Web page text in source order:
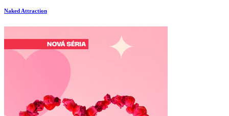
Naked Attraction